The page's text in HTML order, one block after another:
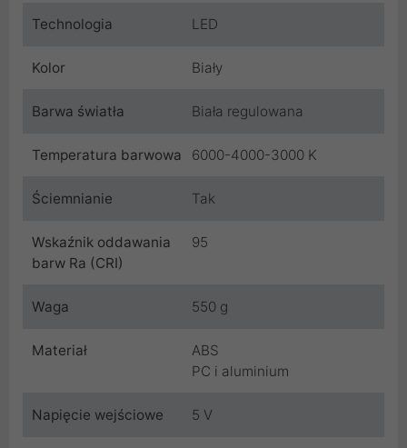
Technologia LED
Kolor Biały
Barwa światła Biała regulowana
Temperatura barwowa 6000-4000-3000 K
Ściemnianie Tak
Wskaźnik oddawania
barw Ra (CRI)
95
Waga 550 g
Materiał
ABS
PC i aluminium
Napięcie wejściowe 5 V